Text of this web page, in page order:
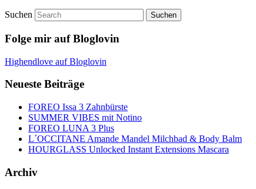
Suchen
Folge mir auf Bloglovin
Highendlove auf Bloglovin
Neueste Beiträge
FOREO Issa 3 Zahnbürste
SUMMER VIBES mit Notino
FOREO LUNA 3 Plus
L´OCCITANE Amande Mandel Milchbad & Body Balm
HOURGLASS Unlocked Instant Extensions Mascara
Archiv